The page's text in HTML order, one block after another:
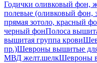
Годички оливковый фон,
полевые (оливковый фон,
прямая зотоло, красный
черный фонПолоса
вышитая группа крови
пр.)Шевроны вышитые
МВД желт.шелкШевроны